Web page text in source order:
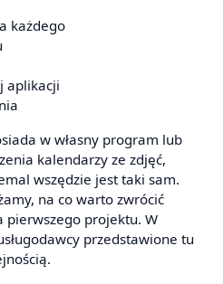
każdego
aplikacji
w własny program lub
kalendarzy ze zdjęć,
wszędzie jest taki sam.
na co warto zwrócić
pierwszego projektu. W
przedstawione tu